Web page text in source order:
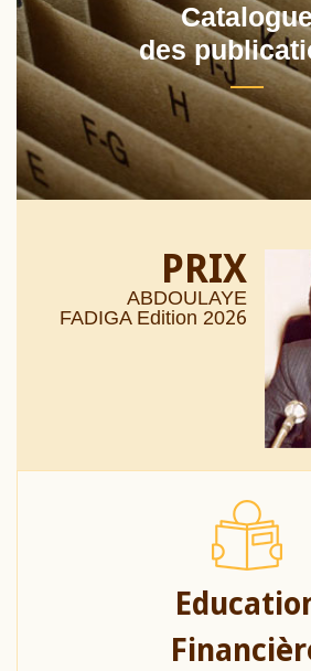
Catalogue
des
PRIX
ABDOULAYE
FADIGA Edition 2026